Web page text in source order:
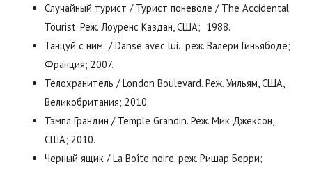
Случайный турист / Турист поневоле / The Accidental
Tourist. Реж. Лоуренс Каздан, США; 1988.
Танцуй с ним / Danse avec lui. реж. Валери Гиньябоде;
Франция; 2007.
Телохранитель / London Boulevard. Реж. Уильям, США,
Великобритания; 2010.
Тэмпл Грандин / Temple Grandin. Реж. Мик Джексон,
США; 2010.
Черный ящик / La Boîte noire. реж. Ришар Берри;